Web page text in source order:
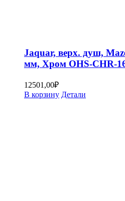
Jaquar, верх. душ,
мм, Хром OHS-CHR-
12501,00₽
В корзину Детали